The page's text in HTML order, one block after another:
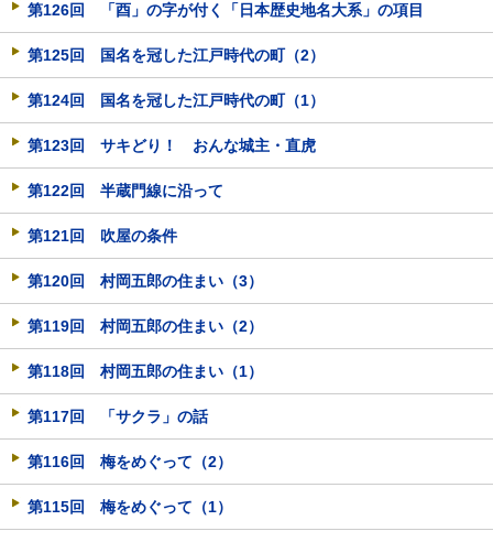
第126回 「酉」の字が付く「日本歴史地名大系」の項目
第125回 国名を冠した江戸時代の町（2）
第124回 国名を冠した江戸時代の町（1）
第123回 サキどり！ おんな城主・直虎
第122回 半蔵門線に沿って
第121回 吹屋の条件
第120回 村岡五郎の住まい（3）
第119回 村岡五郎の住まい（2）
第118回 村岡五郎の住まい（1）
第117回 「サクラ」の話
第116回 梅をめぐって（2）
第115回 梅をめぐって（1）